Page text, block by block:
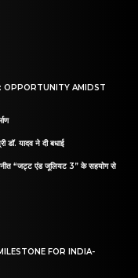
OPPORTUNITY AMIDST
डॉ. यादव ने दी बधाई
“जट्ट एंड जूलियट 3” के सहयोग से
FOR INDIA-